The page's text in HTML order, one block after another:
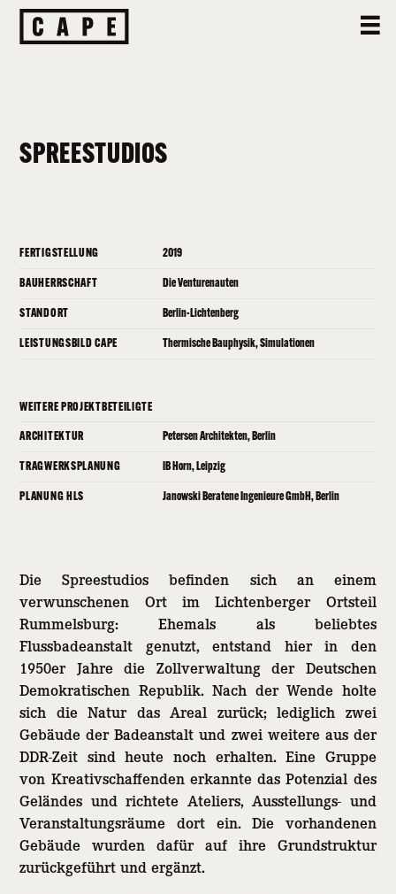
SPREESTUDIOS
FERTIGSTELLUNG 2019
BAUHERRSCHAFT Die Venturenauten
STANDORT Berlin-Lichtenberg
LEISTUNGSBILD CAPE Thermische Bauphysik, Simulationen
WEITERE PROJEKTBETEILIGTE
ARCHITEKTUR Petersen Architekten, Berlin
TRAGWERKSPLANUNG IB Horn, Leipzig
PLANUNG HLS Janowski Beratene Ingenieure GmbH, Berlin
Die Spreestudios befinden sich an einem
verwunschenen Ort im Lichtenberger Ortsteil
Rummelsburg: Ehemals als beliebtes
Flussbadeanstalt genutzt, entstand hier in den
1950er Jahre die Zollverwaltung der Deutschen
Demokratischen Republik. Nach der Wende holte
sich die Natur das Areal zurück; lediglich zwei
Gebäude der Badeanstalt und zwei weitere aus der
DDR-Zeit sind heute noch erhalten. Eine Gruppe
von Kreativschaffenden erkannte das Potenzial des
Geländes und richtete Ateliers, Ausstellungs- und
Veranstaltungsräume dort ein. Die vorhandenen
Gebäude wurden dafür auf ihre Grundstruktur
zurückgeführt und ergänzt.